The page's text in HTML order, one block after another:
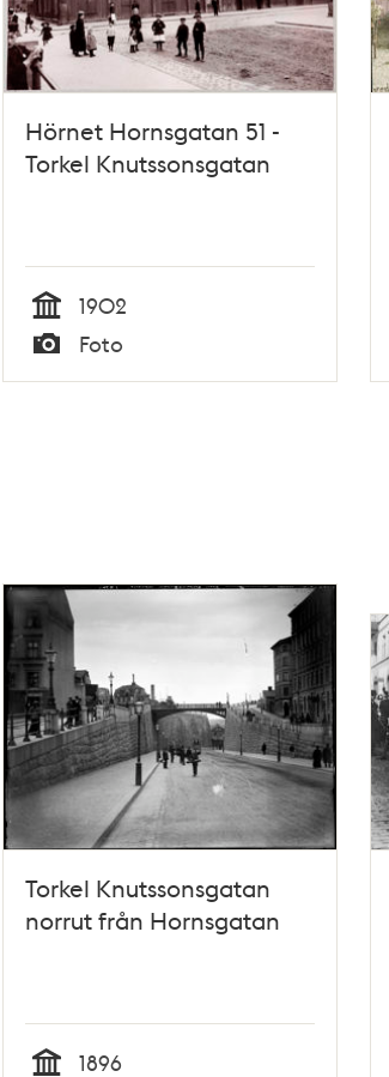
Hörnet Hornsgatan 51 -
Torkel Knutssonsgatan
Tid
1902
Typ
Foto
Torkel Knutssonsgatan
norrut från Hornsgatan
1896